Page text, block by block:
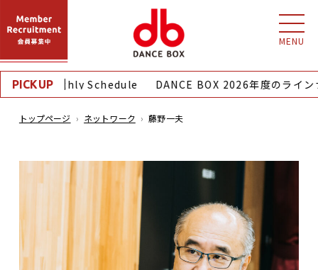
MENU
PICKUP
8月｜Monthly Schedule DANCE BOX 2026年度のライン
トップページ ネットワーク 藤野一夫